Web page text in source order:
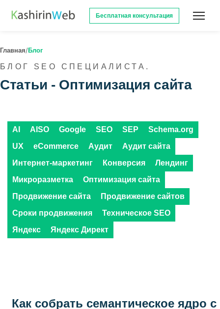
Бесплатная консультация
Главная/Блог
БЛОГ SEO СПЕЦИАЛИСТА.
Статьи - Оптимизация сайта
AI AISO Google SEO SEP
Schema.org
UX
eCommerce Аудит
Аудит сайта
Интернет-маркетинг
Конверсия
Лендинг
Микроразметка
Оптимизация сайта
Продвижение сайта
Продвижение сайтов
Сроки продвижения
Техническое SEO
Яндекс
Яндекс Директ
Как собрать семантическое ядро с